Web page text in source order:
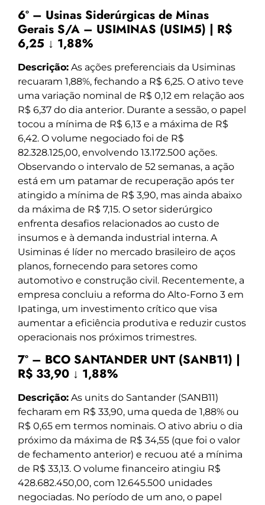
6º – Usinas Siderúrgicas de Minas
Gerais S/A – USIMINAS (USIM5) | R$
6,25 ↓ 1,88%
Descrição: As ações preferenciais da Usiminas
recuaram 1,88%, fechando a R$ 6,25. O ativo teve
uma variação nominal de R$ 0,12 em relação aos
R$ 6,37 do dia anterior. Durante a sessão, o papel
tocou a mínima de R$ 6,13 e a máxima de R$
6,42. O volume negociado foi de R$
82.328.125,00, envolvendo 13.172.500 ações.
Observando o intervalo de 52 semanas, a ação
está em um patamar de recuperação após ter
atingido a mínima de R$ 3,90, mas ainda abaixo
da máxima de R$ 7,15. O setor siderúrgico
enfrenta desafios relacionados ao custo de
insumos e à demanda industrial interna. A
Usiminas é líder no mercado brasileiro de aços
planos, fornecendo para setores como
automotivo e construção civil. Recentemente, a
empresa concluiu a reforma do Alto-Forno 3 em
Ipatinga, um investimento crítico que visa
aumentar a eficiência produtiva e reduzir custos
operacionais nos próximos trimestres.
7º – BCO SANTANDER UNT (SANB11) |
R$ 33,90 ↓ 1,88%
Descrição: As units do Santander (SANB11)
fecharam em R$ 33,90, uma queda de 1,88% ou
R$ 0,65 em termos nominais. O ativo abriu o dia
próximo da máxima de R$ 34,55 (que foi o valor
de fechamento anterior) e recuou até a mínima
de R$ 33,13. O volume financeiro atingiu R$
428.682.450,00, com 12.645.500 unidades
negociadas. No período de um ano, o papel